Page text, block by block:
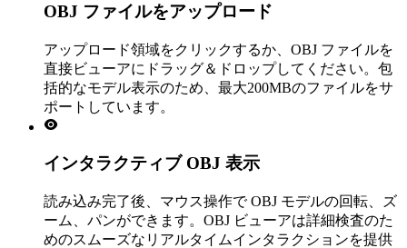
OBJ ファイルをアップロード
アップロード領域をクリックするか、OBJ ファイルを
直接ビューアにドラッグ＆ドロップしてください。包
括的なモデル表示のため、最大200MBのファイルをサ
ポートしています。
インタラクティブ OBJ 表示
読み込み完了後、マウス操作で OBJ モデルの回転、ズ
ーム、パンができます。OBJ ビューアは詳細検査のた
めのスムーズなリアルタイムインタラクションを提供